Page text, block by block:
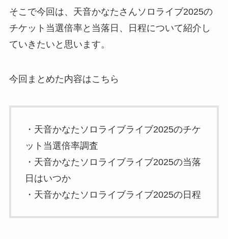
そこで今回は、天音かなたさんソロライブ2025の
チケット当選倍率と当落日、日程について紹介し
ていきたいと思います。
今回まとめた内容はこちら
・天音かなたソロライブライブ2025のチケ
ット当選倍率調査
・天音かなたソロライブライブ2025の当落
日はいつか
・天音かなたソロライブライブ2025の日程